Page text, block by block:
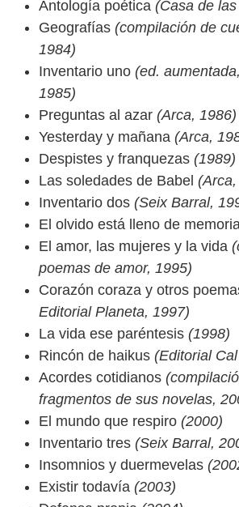
Antología poética (Casa de
Geografías (compilación de
1984)
Inventario uno (ed.
1985)
Preguntas al azar (Arca, 1986)
Yesterday y mañana (Arca,
Despistes y franquezas (1989)
Las soledades de Babel
Inventario dos (Seix Barral,
El olvido está lleno de
El amor, las mujeres y la vida
poemas de amor, 1995)
Corazón coraza y otros
Editorial Planeta, 1997)
La vida ese paréntesis (1998)
Rincón de haikus (Editorial
Acordes cotidianos
fragmentos de sus novelas,
El mundo que respiro (2000)
Inventario tres (Seix Barral,
Insomnios y duermevelas
Existir todavía (2003)